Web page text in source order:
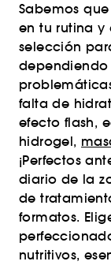
Sabemos
en tu rutina y
selección
falta de
efecto flash,
hidrogel,
¡Perfectos
diario de la
de
formatos.
nutritivos,